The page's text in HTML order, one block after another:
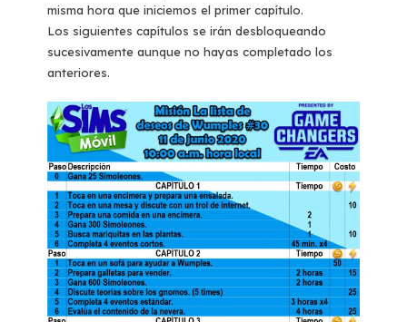
misma hora que iniciemos el primer capítulo.
Los siguientes capítulos se irán desbloqueando
sucesivamente aunque no hayas completado los
anteriores.